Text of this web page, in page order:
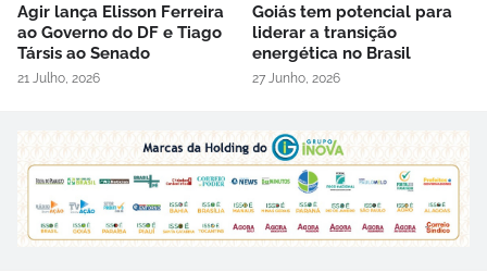
Agir lança Elisson Ferreira
ao Governo do DF e Tiago
Társis ao Senado
21 Julho, 2026
Goiás tem potencial para
liderar a transição
energética no Brasil
27 Junho, 2026